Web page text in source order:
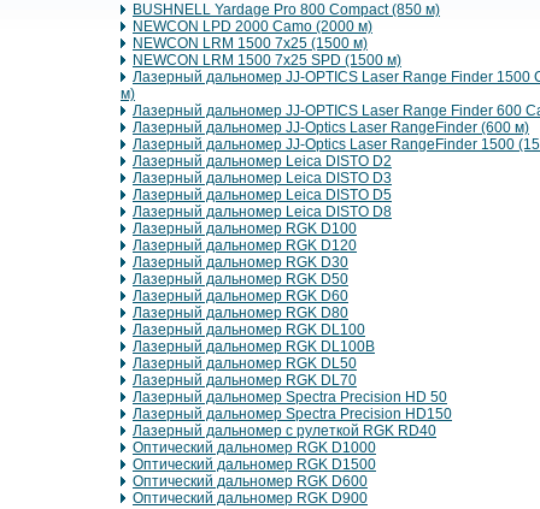
BUSHNELL Yardage Pro 800 Compact (850 м)
NEWCON LPD 2000 Camo (2000 м)
NEWCON LRM 1500 7x25 (1500 м)
NEWCON LRM 1500 7x25 SPD (1500 м)
Лазерный дальномер JJ-OPTICS Laser Range Finder 1500
м)
Лазерный дальномер JJ-OPTICS Laser Range Finder 600
Лазерный дальномер JJ-Optics Laser RangeFinder (600 м)
Лазерный дальномер JJ-Optics Laser RangeFinder 1500
Лазерный дальномер Leica DISTO D2
Лазерный дальномер Leica DISTO D3
Лазерный дальномер Leica DISTO D5
Лазерный дальномер Leica DISTO D8
Лазерный дальномер RGK D100
Лазерный дальномер RGK D120
Лазерный дальномер RGK D30
Лазерный дальномер RGK D50
Лазерный дальномер RGK D60
Лазерный дальномер RGK D80
Лазерный дальномер RGK DL100
Лазерный дальномер RGK DL100B
Лазерный дальномер RGK DL50
Лазерный дальномер RGK DL70
Лазерный дальномер Spectra Precision HD 50
Лазерный дальномер Spectra Precision HD150
Лазерный дальномер с рулеткой RGK RD40
Оптический дальномер RGK D1000
Оптический дальномер RGK D1500
Оптический дальномер RGK D600
Оптический дальномер RGK D900